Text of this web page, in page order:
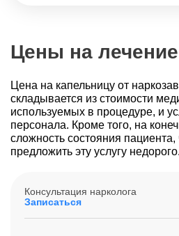
Цены на
Цена на капельницу от
складывается из стоимости
используемых в процедуре, и
персонала. Кроме того, на
сложность состояния пациента,
предложить эту услугу недорого.
Консультация нарколога
Записаться